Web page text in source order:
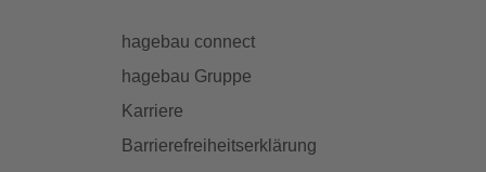
hagebau connect
hagebau Gruppe
Karriere
Barrierefreiheitserklärung